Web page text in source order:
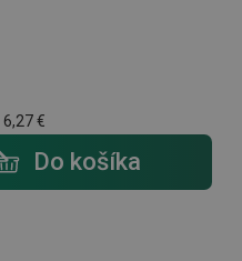
6,27 €
Do košíka